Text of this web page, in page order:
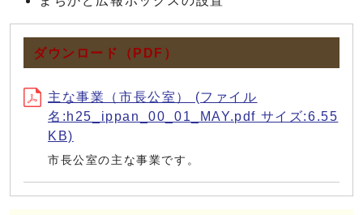
ダウンロード（PDF）
主な事業（市長公室） (ファイル
名:h25_ippan_00_01_MAY.pdf サイズ:6.55
KB)
市長公室の主な事業です。